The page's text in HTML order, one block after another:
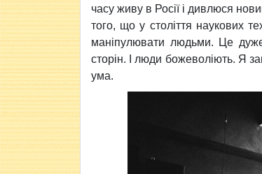
часу живу в Росії і дивлюся
того, що у століття наукових
маніпулювати людьми. Це
сторін. І люди божеволіють. Я
ума.